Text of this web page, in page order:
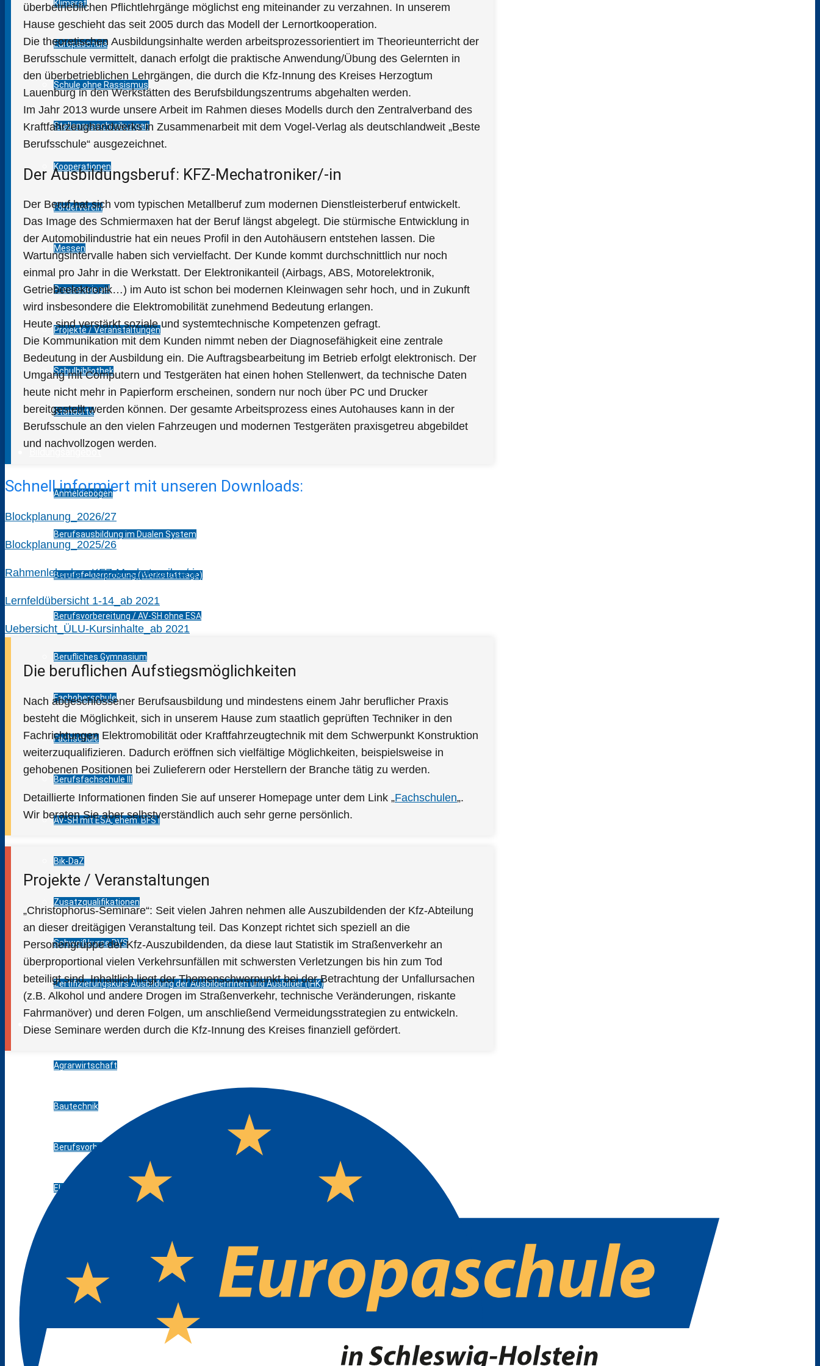
Klimarat
Europaschule
Schule ohne Rassismus
Stellenausschreibungen
Kooperationen
Förderverein
Messen
Pressespiegel
Projekte / Veranstaltungen
Schulbibliothek
Standorte
Bildungsangebot
Anmeldebögen
Berufsausbildung im Dualen System
Berufsfelderprobung (Werkstatttage)
Berufsvorbereitung / AV-SH ohne ESA
Berufliches Gymnasium
Fachoberschule
Fachschule
Berufsfachschule III
AV-SH mit ESA, ehem. BFS I
Bik-DaZ
Zusatzqualifikationen
Schweißkurse DVS
Zertifizierungskurs Ausbildung der Ausbilderinnen und Ausbilder (IHK)
Berufsfelder
Agrarwirtschaft
Bautechnik
Berufsvorbereitung AV-SH ohne ESA
Elektrotechnik
Farbtechnik, Raumgestaltung und Oberflächentechnik
überbetrieblichen Pflichtlehrgänge möglichst eng miteinander zu verzahnen. In unserem
Hause geschieht das seit 2005 durch das Modell der Lernortkooperation.
Die theoretischen Ausbildungsinhalte werden arbeitsprozessorientiert im Theorieunterricht der
Berufsschule vermittelt, danach erfolgt die praktische Anwendung/Übung des Gelernten in
den überbetrieblichen Lehrgängen, die durch die Kfz-Innung des Kreises Herzogtum
Lauenburg in den Werkstätten des Berufsbildungszentrums abgehalten werden.
Im Jahr 2013 wurde unsere Arbeit im Rahmen dieses Modells durch den Zentralverband des
Kraftfahrzeughandwerks in Zusammenarbeit mit dem Vogel-Verlag als deutschlandweit „Beste
Berufsschule“ ausgezeichnet.
Der Ausbildungsberuf: KFZ-Mechatroniker/-in
Der Beruf hat sich vom typischen Metallberuf zum modernen Dienstleisterberuf entwickelt.
Das Image des Schmiermaxen hat der Beruf längst abgelegt. Die stürmische Entwicklung in
der Automobilindustrie hat ein neues Profil in den Autohäusern entstehen lassen. Die
Wartungsintervalle haben sich vervielfacht. Der Kunde kommt durchschnittlich nur noch
einmal pro Jahr in die Werkstatt. Der Elektronikanteil (Airbags, ABS, Motorelektronik,
Getriebeelektronik…) im Auto ist schon bei modernen Kleinwagen sehr hoch, und in Zukunft
wird insbesondere die Elektromobilität zunehmend Bedeutung erlangen.
Heute sind verstärkt soziale und systemtechnische Kompetenzen gefragt.
Die Kommunikation mit dem Kunden nimmt neben der Diagnosefähigkeit eine zentrale
Bedeutung in der Ausbildung ein. Die Auftragsbearbeitung im Betrieb erfolgt elektronisch. Der
Umgang mit Computern und Testgeräten hat einen hohen Stellenwert, da technische Daten
heute nicht mehr in Papierform erscheinen, sondern nur noch über PC und Drucker
bereitgestellt werden können. Der gesamte Arbeitsprozess eines Autohauses kann in der
Berufsschule an den vielen Fahrzeugen und modernen Testgeräten praxisgetreu abgebildet
und nachvollzogen werden.
Schnell informiert mit unseren Downloads:
Blockplanung_2026/27
Blockplanung_2025/26
Rahmenlehrplan_KFZ-Mechatroniker/-in
Lernfeldübersicht 1-14_ab 2021
Uebersicht_ÜLU-Kursinhalte_ab 2021
Die beruflichen Aufstiegsmöglichkeiten
Nach abgeschlossener Berufsausbildung und mindestens einem Jahr beruflicher Praxis
besteht die Möglichkeit, sich in unserem Hause zum staatlich geprüften Techniker in den
Fachrichtungen Elektromobilität oder Kraftfahrzeugtechnik mit dem Schwerpunkt Konstruktion
weiterzuqualifizieren. Dadurch eröffnen sich vielfältige Möglichkeiten, beispielsweise in
gehobenen Positionen bei Zulieferern oder Herstellern der Branche tätig zu werden.
Detaillierte Informationen finden Sie auf unserer Homepage unter dem Link „Fachschulen„.
Wir beraten Sie aber selbstverständlich auch sehr gerne persönlich.
Projekte / Veranstaltungen
„Christophorus-Seminare“: Seit vielen Jahren nehmen alle Auszubildenden der Kfz-Abteilung
an dieser dreitägigen Veranstaltung teil. Das Konzept richtet sich speziell an die
Personengruppe der Kfz-Auszubildenden, da diese laut Statistik im Straßenverkehr an
überproportional vielen Verkehrsunfällen mit schwersten Verletzungen bis hin zum Tod
beteiligt sind. Inhaltlich liegt der Themenschwerpunkt bei der Betrachtung der Unfallursachen
(z.B. Alkohol und andere Drogen im Straßenverkehr, technische Veränderungen, riskante
Fahrmanöver) und deren Folgen, um anschließend Vermeidungsstrategien zu entwickeln.
Diese Seminare werden durch die Kfz-Innung des Kreises finanziell gefördert.